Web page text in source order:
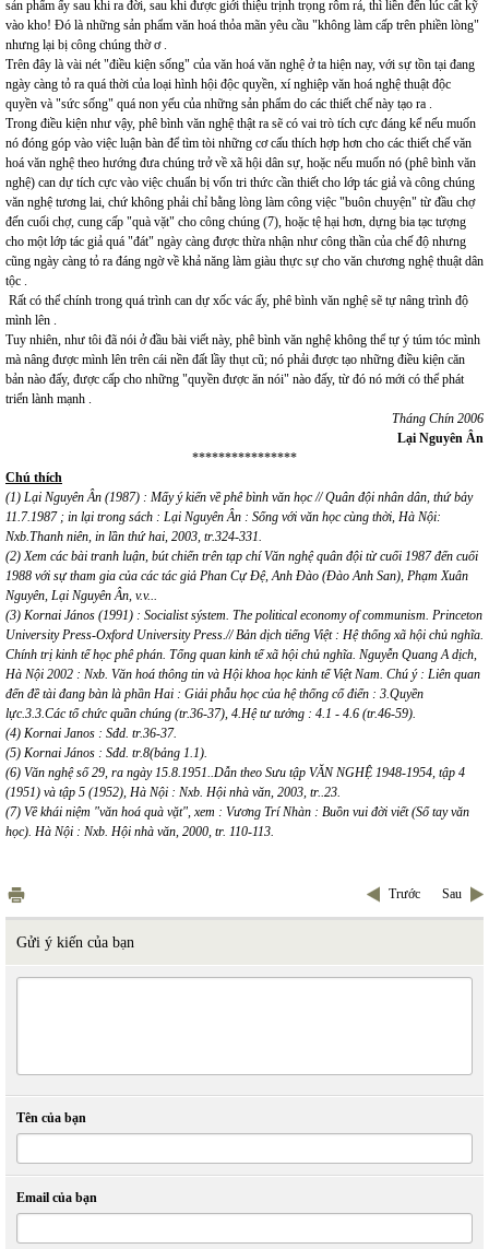
sản phẩm ấy sau khi ra đời, sau khi được giới thiệu trịnh trọng rôm rả, thì liền đến lúc cất kỹ
vào kho! Đó là những sản phẩm văn hoá thỏa mãn yêu cầu "không làm cấp trên phiền lòng"
nhưng lại bị công chúng thờ ơ .
Trên đây là vài nét "điều kiện sống" của văn hoá văn nghệ ở ta hiện nay, với sự tồn tại đang
ngày càng tỏ ra quá thời của loại hình hội độc quyền, xí nghiệp văn hoá nghệ thuật độc
quyền và "sức sống" quá non yếu của những sản phẩm do các thiết chế này tạo ra .
Trong điều kiện như vậy, phê bình văn nghệ thật ra sẽ có vai trò tích cực đáng kể nếu muốn
nó đóng góp vào việc luận bàn để tìm tòi những cơ cấu thích hợp hơn cho các thiết chế văn
hoá văn nghệ theo hướng đưa chúng trở về xã hội dân sự, hoặc nếu muốn nó (phê bình văn
nghệ) can dự tích cực vào việc chuẩn bị vốn tri thức cần thiết cho lớp tác giả và công chúng
văn nghệ tương lai, chứ không phải chỉ bằng lòng làm công việc "buôn chuyện" từ đầu chợ
đến cuối chợ, cung cấp "quà vặt" cho công chúng (7), hoặc tệ hại hơn, dựng bia tạc tượng
cho một lớp tác giả quá "đát" ngày càng được thừa nhận như công thần của chế độ nhưng
cũng ngày càng tỏ ra đáng ngờ về khả năng làm giàu thực sự cho văn chương nghệ thuật dân
tộc .
Rất có thể chính trong quá trình can dự xốc vác ấy, phê bình văn nghệ sẽ tự nâng trình độ
mình lên .
Tuy nhiên, như tôi đã nói ở đầu bài viết này, phê bình văn nghệ không thể tự ý túm tóc mình
mà nâng được mình lên trên cái nền đất lầy thụt cũ; nó phải được tạo những điều kiện căn
bản nào đấy, được cấp cho những "quyền được ăn nói" nào đấy, từ đó nó mới có thể phát
triển lành mạnh .
Tháng Chín 2006
Lại Nguyên Ân
****************
Chú thích
(1) Lại Nguyên Ân (1987) : Mấy ý kiến về phê bình văn học // Quân đội nhân dân, thứ bảy
11.7.1987 ; in lại trong sách : Lại Nguyên Ân : Sống với văn học cùng thời, Hà Nội:
Nxb.Thanh niên, in lần thứ hai, 2003, tr.324-331.
(2) Xem các bài tranh luận, bút chiến trên tạp chí Văn nghệ quân đội từ cuối 1987 đến cuối
1988 với sự tham gia của các tác giả Phan Cự Đệ, Anh Đào (Đào Anh San), Phạm Xuân
Nguyên, Lại Nguyên Ân, v.v...
(3) Kornai János (1991) : Socialist sýstem. The political economy of communism. Princeton
University Press-Oxford University Press.// Bản dịch tiếng Việt : Hệ thống xã hội chủ nghĩa.
Chính trị kinh tế học phê phán. Tổng quan kinh tế xã hội chủ nghĩa. Nguyễn Quang A dịch,
Hà Nội 2002 : Nxb. Văn hoá thông tin và Hội khoa học kinh tế Việt Nam. Chú ý : Liên quan
đến đề tài đang bàn là phần Hai : Giải phẫu học của hệ thống cổ điển : 3.Quyền
lực.3.3.Các tổ chức quần chúng (tr.36-37), 4.Hệ tư tưởng : 4.1 - 4.6 (tr.46-59).
(4) Kornai Janos : Sđd. tr.36-37.
(5) Kornai János : Sđd. tr.8(bảng 1.1).
(6) Văn nghệ số 29, ra ngày 15.8.1951..Dẫn theo Sưu tập VĂN NGHỆ 1948-1954, tập 4
(1951) và tập 5 (1952), Hà Nội : Nxb. Hội nhà văn, 2003, tr..23.
(7) Về khái niệm "văn hoá quà vặt", xem : Vương Trí Nhàn : Buồn vui đời viết (Sổ tay văn
học). Hà Nội : Nxb. Hội nhà văn, 2000, tr. 110-113.
Trước Sau
Gửi ý kiến của bạn
Tên của bạn
Email của bạn